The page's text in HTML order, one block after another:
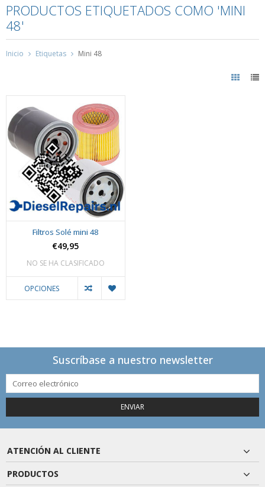
PRODUCTOS ETIQUETADOS COMO 'MINI
48'
Inicio Etiquetas Mini 48
Filtros Solé mini 48
€49,95
NO SE HA CLASIFICADO
OPCIONES
Suscríbase a nuestro newsletter
ENVIAR
ATENCIÓN AL CLIENTE
PRODUCTOS